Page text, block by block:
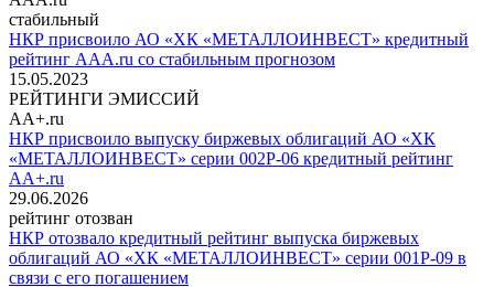
стабильный
НКР присвоило АО «ХК «МЕТАЛЛОИНВЕСТ» кредитный
рейтинг AAA.ru со стабильным прогнозом
15.05.2023
РЕЙТИНГИ ЭМИССИЙ
AA+.ru
НКР присвоило выпуску биржевых облигаций АО «ХК
«МЕТАЛЛОИНВЕСТ» серии 002Р-06 кредитный рейтинг
AA+.ru
29.06.2026
рейтинг отозван
НКР отозвало кредитный рейтинг выпуска биржевых
облигаций АО «ХК «МЕТАЛЛОИНВЕСТ» серии 001Р-09 в
связи с его погашением